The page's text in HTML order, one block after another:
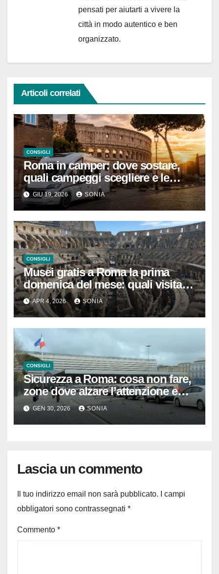
pensati per aiutarti a vivere la
città in modo autentico e ben
organizzato.
Articoli correlati
CONSIGLI
Roma in camper: dove sostare,
quali campeggi scegliere e le
regole da conoscere prima di
partire
GIU 19, 2026 SONIA
CONSIGLI
Musei gratis a Roma la prima
domenica del mese: quali visitare
davvero tra musei, siti
archeologici e castelli anche nei
dintorni
APR 4, 2026 SONIA
CONSIGLI
Sicurezza a Roma: cosa non fare,
zone dove alzare l’attenzione e
consigli pratici per muoversi
sereni
GEN 30, 2026 SONIA
Lascia un commento
Il tuo indirizzo email non sarà pubblicato.
I campi
obbligatori sono contrassegnati *
Commento *